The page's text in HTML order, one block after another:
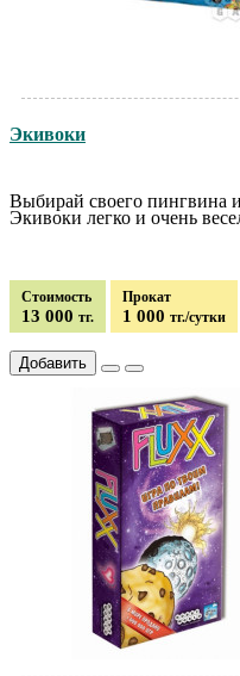
Экивоки
Выбирай своего пингвина
Экивоки легко и очень
Стоимость
13 000 тг.
Прокат
1 000 тг./сутки
Добавить